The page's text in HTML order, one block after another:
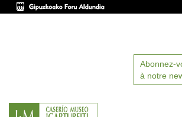
Abonnez-
à notre